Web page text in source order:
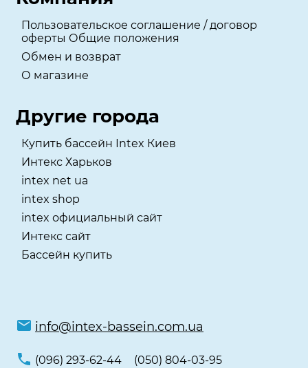
Пользовательское соглашение / договор
оферты Общие положения
Обмен и возврат
О магазине
Другие города
Купить бассейн Intex Киев
Интекс Харьков
intex net ua
intex shop
intex официальный сайт
Интекс сайт
Бассейн купить
info@intex-bassein.com.ua
(096) 293-62-44
(050) 804-03-95